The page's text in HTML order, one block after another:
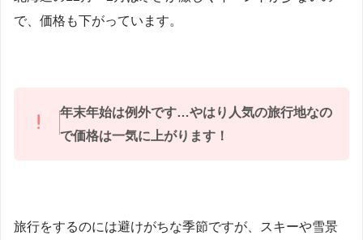
で、価格も下がっています。
年末年始は例外です…やはり人気の旅行地なの
で価格は一気に上がります！
旅行をするのには避けがちな季節ですが、スキーや雪景